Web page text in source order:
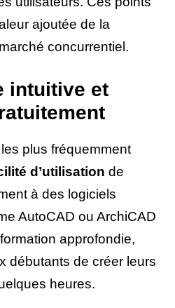
ajoutée de la
concurrentiel.
intuitive et
plus fréquemment
d’utilisation de
à des logiciels
AutoCAD ou ArchiCAD
approfondie,
débutants de créer leurs
heures.